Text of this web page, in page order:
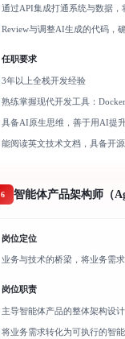
通过API集成打通系统与数据，
Review与调整AI生成的代码，
任职要求
3年以上全栈开发经验
熟练掌握现代开发工具：
具备AI原生思维，善于用AI提
能阅读英文技术文档，具备开
6 智能体产品架构师（
岗位定位
业务与技术的桥梁，将业务需
岗位职责
主导智能体产品的整体架构设
将业务需求转化为可执行的智